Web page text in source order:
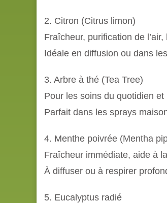
2. Citron (Citrus limon)
Fraîcheur, purification de
Idéale en diffusion ou dans
3. Arbre à thé (Tea Tree)
Pour les soins du quotidien
Parfait dans les sprays
4. Menthe poivrée (Mentha
Fraîcheur immédiate, aide à
À diffuser ou à respirer
5. Eucalyptus radié